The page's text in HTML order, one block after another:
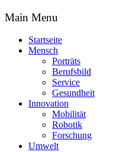
Main Menu
Startseite
Mensch
Porträts
Berufsbild
Service
Gesundheit
Innovation
Mobilität
Robotik
Forschung
Umwelt